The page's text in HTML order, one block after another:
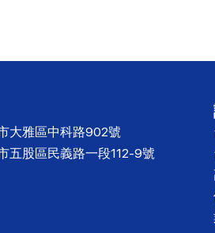
大雅區中科路902號
五股區民義路一段112-9號